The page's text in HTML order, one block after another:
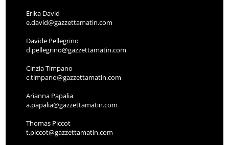
Erika David
e.david@gazzettamatin.com
Davide Pellegrino
d.pellegrino@gazzettamatin.com
Cinzia Timpano
c.timpano@gazzettamatin.com
Arianna Papalia
a.papalia@gazzettamatin.com
Thomas Piccot
t.piccot@gazzettamatin.com